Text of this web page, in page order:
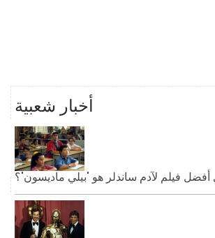
أخبار شعبية
أفضل فيلم لآدم ساندلر هو 'بيلي ماديسون'؟